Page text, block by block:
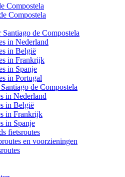
Compostela
Compostela
de Compostela
in Nederland
in België
in Frankrijk
in Spanje
in Portugal
de Compostela
in Nederland
in België
in Frankrijk
in Spanje
fietsroutes
en voorzieningen